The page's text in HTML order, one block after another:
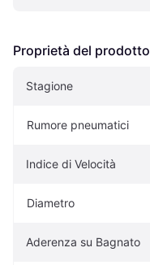
Proprietà del prodotto
Stagione
Rumore pneumatici
Indice di Velocità
Diametro
Aderenza su Bagnato